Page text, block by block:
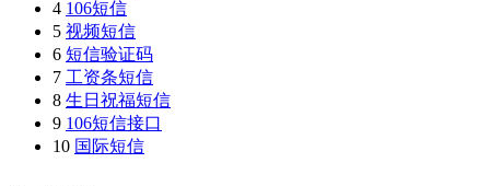
4 106短信
5 视频短信
6 短信验证码
7 工资条短信
8 生日祝福短信
9 106短信接口
10 国际短信